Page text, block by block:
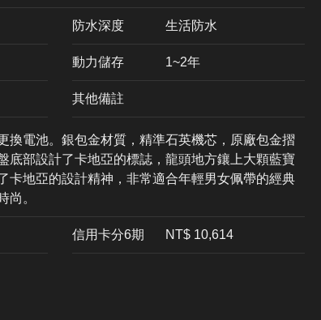
防水深度 生活防水
動力儲存 1~2年
其他備註
換電池。銀包金材質，精準石英機芯，原廠包金摺
底部設計了卡地亞的標誌，龍頭地方鑲上大顆藍寶
卡地亞的設計精神，非常適合年輕男女佩帶的經典
尚。
信用卡分6期 NT$ 10,614